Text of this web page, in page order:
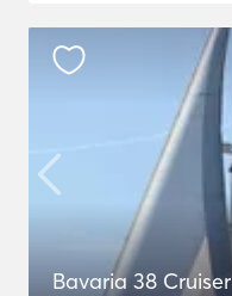
Bavaria 38 Cruiser